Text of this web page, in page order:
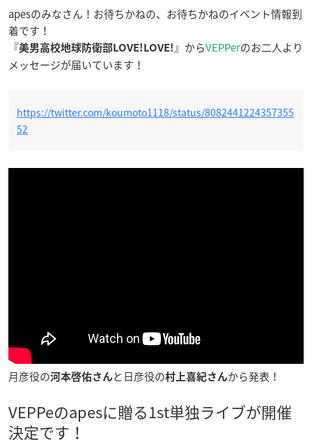
apesのみなさん！お待ちかねの、お待ちかねのイベント情報到
着です！
『美男高校地球防衛部LOVE!LOVE!』からVEPPerのお二人より
メッセージが届いています！
https://twitter.com/koumoto1118/status/8082441224357355
52
月彦役の河本啓佑さんと日彦役の村上喜紀さんから発表！
VEPPeのapesに贈る1st単独ライブが開催
決定です！